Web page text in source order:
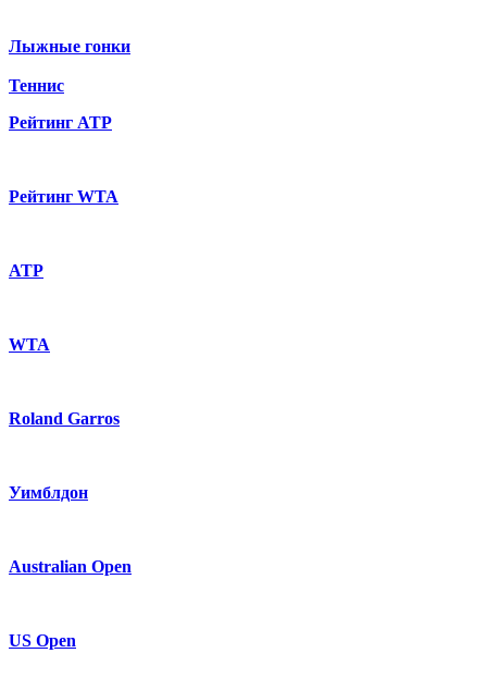
Лыжные гонки
Теннис
Рейтинг ATP
Рейтинг WTA
ATP
WTA
Roland Garros
Уимблдон
Australian Open
US Open